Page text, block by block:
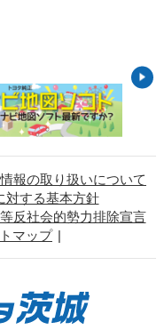
報の取り扱いについて
対する基本方針
反社会的勢力排除宣言
マップ